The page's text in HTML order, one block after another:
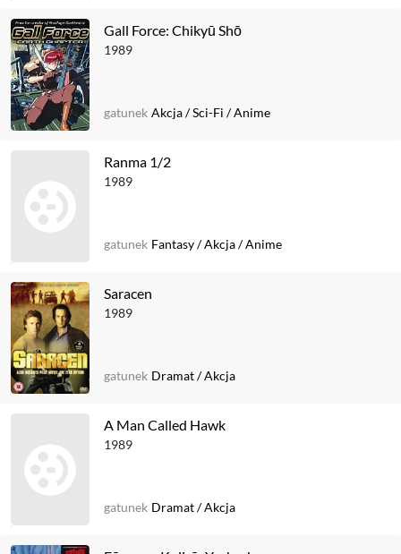
Gall Force: Chikyū Shō
1989
gatunek Akcja/Sci-Fi /Anime
Ranma 1/2
1989
gatunek Fantasy/Akcja/Anime
Saracen
1989
gatunek Dramat/Akcja
A Man Called Hawk
1989
gatunek Dramat/Akcja